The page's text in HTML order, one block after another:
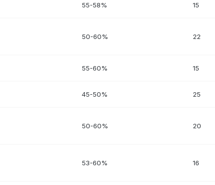
55-58% 15
50-60% 22
55-60% 15
45-50% 25
50-60% 20
53-60% 16